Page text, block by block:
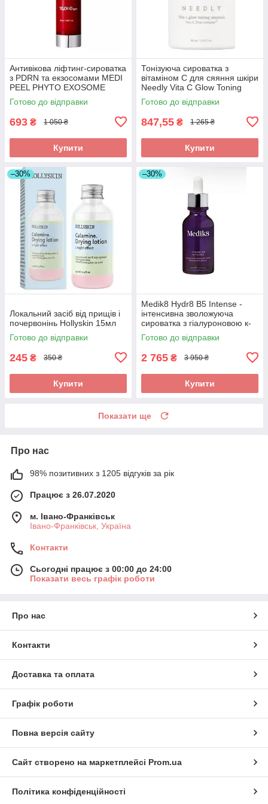
Антивікова ліфтинг-сироватка
з PDRN та екзосомами MEDI
PEEL PHYTO EXOSOME
PDRN LIFTING SHOT SERUM
50ML
Готово до відправки
693 ₴ 1 050 ₴
Купити
Тонізуюча сироватка з
вітаміном С для сяяння шкіри
Needly Vita C Glow Toning
Ampoule, 30 мл
Готово до відправки
847,55 ₴ 1 265 ₴
Купити
–30%
Локальний засіб від прищів і
почервонінь Hollyskin 15мл
Готово до відправки
245 ₴ 350 ₴
Купити
–30%
Medik8 Hydr8 B5 Intense -
інтенсивна зволожуюча
сироватка з гіалуроновою к-
тою 30 мл
Готово до відправки
2 765 ₴ 3 950 ₴
Купити
Показати ще
Про нас
98% позитивних з 1205 відгуків за рік
Працює з 26.07.2020
м. Івано-Франківськ
Івано-Франківськ, Україна
Контакти
Сьогодні працює з 00:00 до 24:00
Показати весь графік роботи
Про нас
Контакти
Доставка та оплата
Графік роботи
Повна версія сайту
Сайт створено на маркетплейсі Prom.ua
Політика конфіденційності